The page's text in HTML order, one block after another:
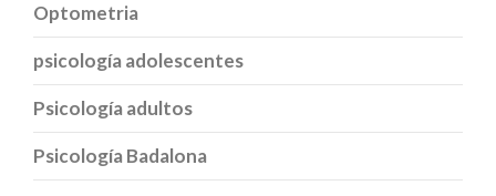
Optometria
psicología adolescentes
Psicología adultos
Psicología Badalona